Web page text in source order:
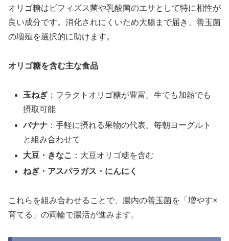
オリゴ糖はビフィズス菌や乳酸菌のエサとして特に相性が
良い成分です。消化されにくいため大腸まで届き、善玉菌
の増殖を選択的に助けます。
オリゴ糖を含む主な食品
玉ねぎ ：フラクトオリゴ糖が豊富。生でも加熱でも
摂取可能
バナナ ：手軽に摂れる果物の代表。毎朝ヨーグルト
と組み合わせて
大豆・きなこ
：大豆オリゴ糖を含む
ねぎ・アスパラガス・にんにく
これらを組み合わせることで、腸内の善玉菌を「増やす×
育てる」の両輪で腸活が進みます。